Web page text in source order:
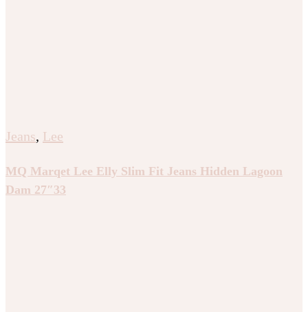
Jeans, Lee
MQ Marqet Lee Elly Slim Fit Jeans Hidden Lagoon
Dam 27″33